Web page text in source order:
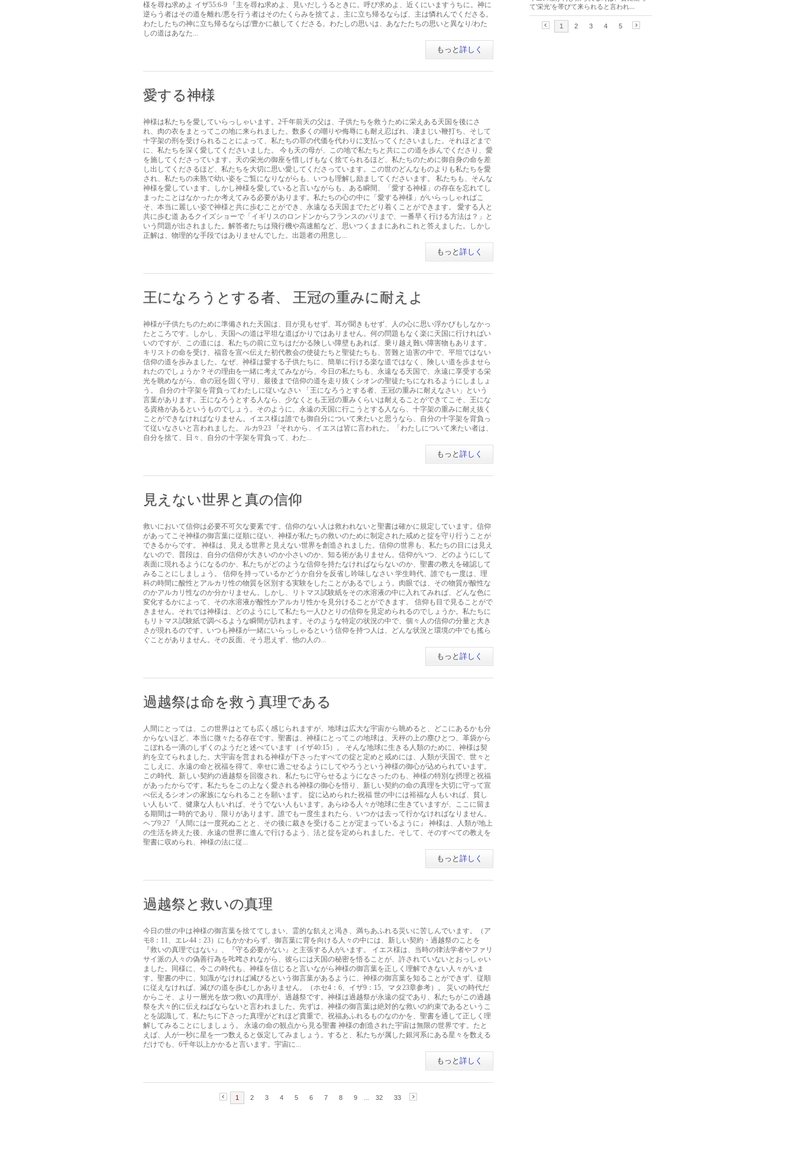
様を尋ね求めよ イザ55:6-9 『主を尋ね求めよ、見いだしうるときに。呼び求めよ、近くにいますうちに。神に
逆らう者はその道を離れ/悪を行う者はそのたくらみを捨てよ。主に立ち帰るならば、主は憐れんでくださる。
わたしたちの神に立ち帰るならば/豊かに赦してくださる。わたしの思いは、あなたたちの思いと異なり/わた
しの道はあなた...
もっと 詳しく
愛する神様
神様は私たちを愛していらっしゃいます。2千年前天の父は、子供たちを救うために栄えある天国を後にさ
れ、肉の衣をまとってこの地に来られました。数多くの嘲りや侮辱にも耐え忍ばれ、凄まじい鞭打ち、そして
十字架の刑を受けられることによって、私たちの罪の代価を代わりに支払ってくださいました。それほどまで
に、私たちを深く愛してくださいました。 今も天の母が、この地で私たちと共にこの道を歩んでくださり、愛
を施してくださっています。天の栄光の御座を惜しげもなく捨てられるほど、私たちのために御自身の命を差
し出してくださるほど、私たちを大切に思い愛してくださっています。この世のどんなものよりも私たちを愛
され、私たちの未熟で幼い姿をご覧になりながらも、いつも理解し励ましてくださいます。 私たちも、そんな
神様を愛しています。しかし神様を愛していると言いながらも、ある瞬間、「愛する神様」の存在を忘れてし
まったことはなかったか考えてみる必要があります。私たちの心の中に「愛する神様」がいらっしゃればこ
そ、本当に麗しい姿で神様と共に歩むことができ、永遠なる天国までたどり着くことができます。 愛する人と
共に歩む道 あるクイズショーで「イギリスのロンドンからフランスのパリまで、一番早く行ける方法は？」と
いう問題が出されました。解答者たちは飛行機や高速船など、思いつくままにあれこれと答えました。しかし
正解は、物理的な手段ではありませんでした。出題者の用意し...
もっと 詳しく
王になろうとする者、 王冠の重みに耐えよ
神様が子供たちのために準備された天国は、目が見もせず、耳が聞きもせず、人の心に思い浮かびもしなかっ
たところです。しかし、天国への道は平坦な道ばかりではありません。何の問題もなく楽に天国に行ければい
いのですが、この道には、私たちの前に立ちはだかる険しい障壁もあれば、乗り越え難い障害物もあります。
キリストの命を受け、福音を宣べ伝えた初代教会の使徒たちと聖徒たちも、苦難と迫害の中で、平坦ではない
信仰の道を歩みました。なぜ、神様は愛する子供たちに、簡単に行ける楽な道ではなく、険しい道を歩ませら
れたのでしょうか？その理由を一緒に考えてみながら、今日の私たちも、永遠なる天国で、永遠に享受する栄
光を眺めながら、命の冠を固く守り、最後まで信仰の道を走り抜くシオンの聖徒たちになれるようにしましょ
う。 自分の十字架を背負ってわたしに従いなさい 「王になろうとする者、王冠の重みに耐えなさい」という
言葉があります。王になろうとする人なら、少なくとも王冠の重みくらいは耐えることができてこそ、王にな
る資格があるというものでしょう。そのように、永遠の天国に行こうとする人なら、十字架の重みに耐え抜く
ことができなければなりません。イエス様は誰でも御自分について来たいと思うなら、自分の十字架を背負っ
て従いなさいと言われました。 ルカ9:23 『それから、イエスは皆に言われた。「わたしについて来たい者は、
自分を捨て、日々、自分の十字架を背負って、わた...
もっと 詳しく
見えない世界と真の信仰
救いにおいて信仰は必要不可欠な要素です。信仰のない人は救われないと聖書は確かに規定しています。信仰
があってこそ神様の御言葉に従順に従い、神様が私たちの救いのために制定された戒めと掟を守り行うことが
できるからです。 神様は、見える世界と見えない世界を創造されました。信仰の世界も、私たちの目には見え
ないので、普段は、自分の信仰が大きいのか小さいのか、知る術がありません。信仰がいつ、どのようにして
表面に現れるようになるのか、私たちがどのような信仰を持たなければならないのか、聖書の教えを確認して
みることにしましょう。 信仰を持っているかどうか自分を反省し吟味しなさい 学生時代、誰でも一度は、理
科の時間に酸性とアルカリ性の物質を区別する実験をしたことがあるでしょう。肉眼では、その物質が酸性な
のかアルカリ性なのか分かりません。しかし、リトマス試験紙をその水溶液の中に入れてみれば、どんな色に
変化するかによって、その水溶液が酸性かアルカリ性かを見分けることができます。 信仰も目で見ることがで
きません。それでは神様は、どのようにして私たち一人ひとりの信仰を見定められるのでしょうか。私たちに
もリトマス試験紙で調べるような瞬間が訪れます。そのような特定の状況の中で、個々人の信仰の分量と大き
さが現れるのです。いつも神様が一緒にいらっしゃるという信仰を持つ人は、どんな状況と環境の中でも搖ら
ぐことがありません。その反面、そう思えず、他の人の...
もっと 詳しく
過越祭は命を救う真理である
人間にとっては、この世界はとても広く感じられますが、地球は広大な宇宙から眺めると、どこにあるかも分
からないほど、本当に微々たる存在です。聖書は、神様にとってこの地球は、天秤の上の塵ひとつ、革袋から
こぼれる一滴のしずくのようだと述べています（イザ40:15）。 そんな地球に生きる人類のために、神様は契
約を立てられました。大宇宙を営まれる神様が下さったすべての掟と定めと戒めには、人類が天国で、世々と
こしえに、永遠の命と祝福を得て、幸せに過ごせるようにしてやろうという神様の御心が込められています。
この時代、新しい契約の過越祭を回復され、私たちに守らせるようになさったのも、神様の特別な摂理と祝福
があったからです。私たちをこの上なく愛される神様の御心を悟り、新しい契約の命の真理を大切に守って宣
べ伝えるシオンの家族になられることを願います。 掟に込められた祝福 世の中には裕福な人もいれば、貧し
い人もいて、健康な人もいれば、そうでない人もいます。あらゆる人々が地球に生きていますが、ここに留ま
る期間は一時的であり、限りがあります。誰でも一度生まれたら、いつかは去って行かなければなりません。
ヘブ9:27 『人間には一度死ぬことと、その後に裁きを受けることが定まっているように』 神様は、人類が地上
の生活を終えた後、永遠の世界に進んで行けるよう、法と掟を定められました。そして、そのすべての教えを
聖書に収められ、神様の法に従...
もっと 詳しく
過越祭と救いの真理
今日の世の中は神様の御言葉を捨ててしまい、霊的な飢えと渇き、満ちあふれる災いに苦しんでいます。（ア
モ8：11、エレ44：23）にもかかわらず、御言葉に背を向ける人々の中には、新しい契約・過越祭のことを
『救いの真理ではない』、『守る必要がない』と主張する人がいます。 イエス様は、当時の律法学者やファリ
サイ派の人々の偽善行為を𠮟咤されながら、彼らには天国の秘密を悟ることが、許されていないとおっしゃい
ました。同様に、今この時代も、神様を信じると言いながら神様の御言葉を正しく理解できない人々がいま
す。聖書の中に、知識がなければ滅びるという御言葉があるように、神様の御言葉を知ることができず、従順
に従えなければ、滅びの道を歩むしかありません。（ホセ4：6、イザ9：15、マタ23章参考）。 災いの時代だ
からこそ、より一層光を放つ救いの真理が、過越祭です。神様は過越祭が永遠の掟であり、私たちがこの過越
祭を大々的に伝えねばならないと言われました。先ずは、神様の御言葉は絶対的な救いの約束であるというこ
とを認識して、私たちに下さった真理がどれほど貴重で、祝福あふれるものなのかを、聖書を通して正しく理
解してみることにしましょう。 永遠の命の観点から見る聖書 神様の創造された宇宙は無限の世界です。たと
えば、人が一秒に星を一つ数えると仮定してみましょう。すると、私たちが属した銀河系にある星々を数える
だけでも、6千年以上かかると言います。宇宙に...
もっと 詳しく
1 2 3 4 5 6 7 8 9 32 33